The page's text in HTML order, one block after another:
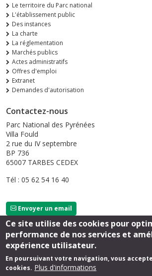
Le territoire du Parc national
L'établissement public
Des instances
La charte
La réglementation
Marchés publics
Actes administratifs
Offres d'emploi
Extranet
Demandes d'autorisation
Contactez-nous
Parc National des Pyrénées
Villa Fould
2 rue du IV septembre
BP 736
65007 TARBES CEDEX
Tél : 05 62 54 16 40
Envoyer un email
Suivez-nous
Ce site utilise des cookies pour
performance de nos services et
expérience utilisateur.
En poursuivant votre navigation, vous
cookies. Plus d'informations